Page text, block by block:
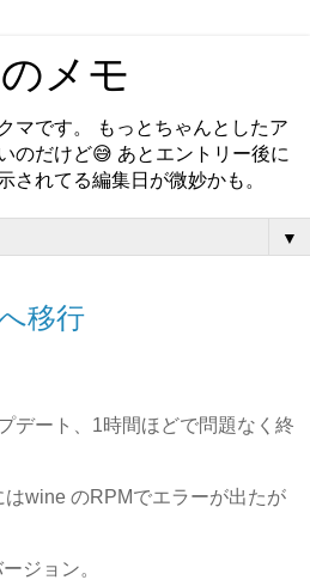
メモ
マです。 もっとちゃんとしたア
のだけど😅 あとエントリー後に
されてる編集日が微妙かも。
▼
移行
デート、1時間ほどで問題なく終
wine のRPMでエラーが出たが
ジョン。